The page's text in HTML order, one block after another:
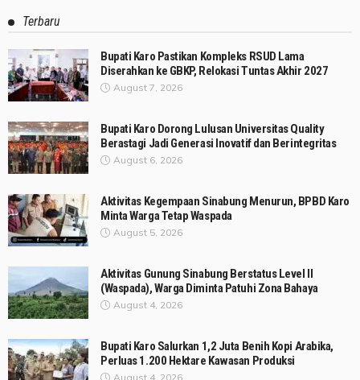
Terbaru
Bupati Karo Pastikan Kompleks RSUD Lama
Diserahkan ke GBKP, Relokasi Tuntas Akhir 2027
August 7, 2026
Bupati Karo Dorong Lulusan Universitas Quality
Berastagi Jadi Generasi Inovatif dan Berintegritas
August 6, 2026
Aktivitas Kegempaan Sinabung Menurun, BPBD Karo
Minta Warga Tetap Waspada
August 5, 2026
Aktivitas Gunung Sinabung Berstatus Level II
(Waspada), Warga Diminta Patuhi Zona Bahaya
August 4, 2026
Bupati Karo Salurkan 1,2 Juta Benih Kopi Arabika,
Perluas 1.200 Hektare Kawasan Produksi
August 4, 2026